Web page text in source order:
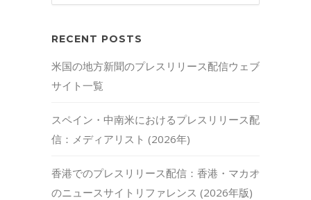
RECENT POSTS
米国の地方新聞のプレスリリース配信ウェブ
サイト一覧
スペイン・中南米におけるプレスリリース配
信：メディアリスト (2026年)
香港でのプレスリリース配信：香港・マカオ
のニュースサイトリファレンス (2026年版)